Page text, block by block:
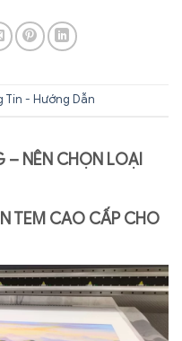
Tin - Hướng Dẫn
– NÊN CHỌN LOẠI
TEM CAO CẤP CHO